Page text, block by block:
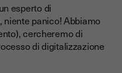
esperto di
niente panico! Abbiamo
cercheremo di
di digitalizzazione